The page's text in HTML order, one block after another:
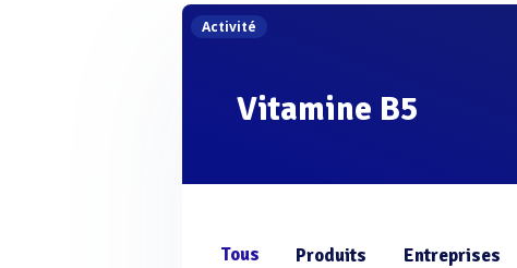
Activité
Vitamine B5
Tous Produits Entreprises